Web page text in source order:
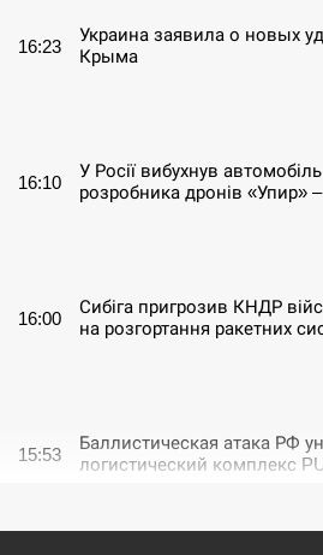
16:23
Украина заявила о новых
Крыма
16:10
У Росії вибухнув
розробника дронів «Упир»
16:00
Сибіга пригрозив КНДР
на розгортання ракетних
15:53
Баллистическая атака РФ
логистический комплекс